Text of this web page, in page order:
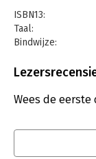
ISBN13:
Taal:
Bindwijze:
Uitgever:
Serie:
Wees de